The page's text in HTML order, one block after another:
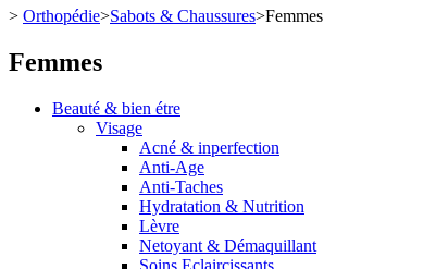
> Orthopédie>Sabots & Chaussures>Femmes
Femmes
Beauté & bien étre
Visage
Acné & inperfection
Anti-Age
Anti-Taches
Hydratation & Nutrition
Lèvre
Netoyant & Démaquillant
Soins Eclaircissants